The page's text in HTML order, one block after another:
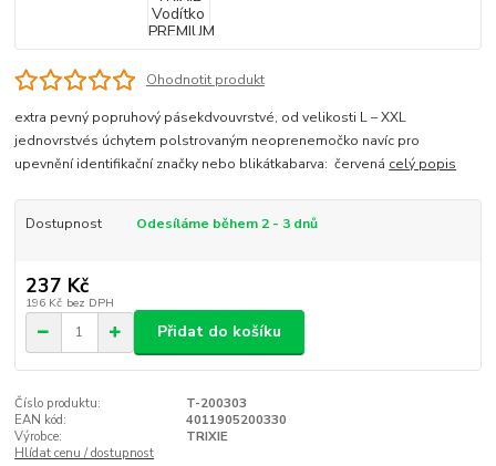
Ohodnotit produkt
extra pevný popruhový pásekdvouvrstvé, od velikosti L – XXL
jednovrstvés úchytem polstrovaným neoprenemočko navíc pro
upevnění identifikační značky nebo blikátkabarva: červená celý popis
Dostupnost Odesíláme během 2 - 3 dnů
237 Kč
196 Kč bez DPH
Přidat do košíku
Číslo produktu:
T-200303
EAN kód:
4011905200330
Výrobce:
TRIXIE
Hlídat cenu / dostupnost